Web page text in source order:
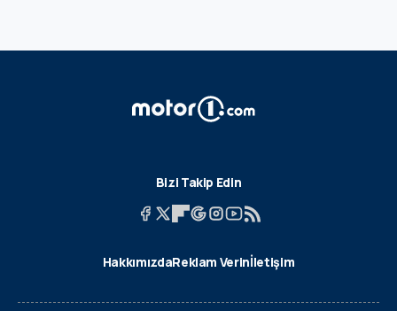
Bizi Takip Edin
HakkımızdaReklam Verinİletişim